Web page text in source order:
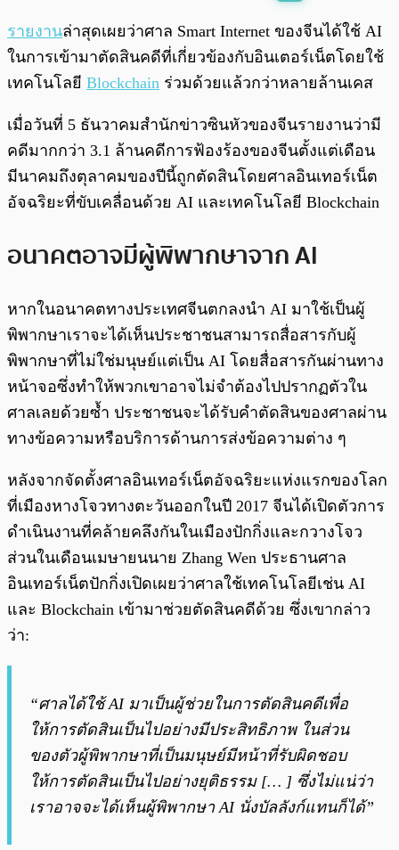
พร้อมเล่น 0:00 /0:00
รายงานล่าสุดเผยว่าศาล Smart Internet ของจีนได้ใช้ AI
ในการเข้ามาตัดสินคดีที่เกี่ยวข้องกับอินเตอร์เน็ตโดยใช้
เทคโนโลยี Blockchain ร่วมด้วยแล้วกว่าหลายล้านเคส
เมื่อวันที่ 5 ธันวาคมสำนักข่าวซินหัวของจีนรายงานว่ามี
คดีมากกว่า 3.1 ล้านคดีการฟ้องร้องของจีนตั้งแต่เดือน
มีนาคมถึงตุลาคมของปีนี้ถูกตัดสินโดยศาลอินเทอร์เน็ต
อัจฉริยะที่ขับเคลื่อนด้วย AI และเทคโนโลยี Blockchain
อนาคตอาจมีผู้พิพากษาจาก AI
หากในอนาคตทางประเทศจีนตกลงนำ AI มาใช้เป็นผู้
พิพากษาเราจะได้เห็นประชาชนสามารถสื่อสารกับผู้
พิพากษาที่ไม่ใช่มนุษย์แต่เป็น AI โดยสื่อสารกันผ่านทาง
หน้าจอซึ่งทำให้พวกเขาอาจไม่จำต้องไปปรากฏตัวใน
ศาลเลยด้วยซ้ำ ประชาชนจะได้รับคำตัดสินของศาลผ่าน
ทางข้อความหรือบริการด้านการส่งข้อความต่าง ๆ
หลังจากจัดตั้งศาลอินเทอร์เน็ตอัจฉริยะแห่งแรกของโลก
ที่เมืองหางโจวทางตะวันออกในปี 2017 จีนได้เปิดตัวการ
ดำเนินงานที่คล้ายคลึงกันในเมืองปักกิ่งและกวางโจว
ส่วนในเดือนเมษายนนาย Zhang Wen ประธานศาล
อินเทอร์เน็ตปักกิ่งเปิดเผยว่าศาลใช้เทคโนโลยีเช่น AI
และ Blockchain เข้ามาช่วยตัดสินคดีด้วย ซึ่งเขากล่าว
ว่า:
“ศาลได้ใช้ AI มาเป็นผู้ช่วยในการตัดสินคดีเพื่อ
ให้การตัดสินเป็นไปอย่างมีประสิทธิภาพ ในส่วน
ของตัวผู้พิพากษาที่เป็นมนุษย์มีหน้าที่รับผิดชอบ
ให้การตัดสินเป็นไปอย่างยุติธรรม [… ] ซึ่งไม่แน่ว่า
เราอาจจะได้เห็นผู้พิพากษา AI นั่งบัลลังก์แทนก็ได้”